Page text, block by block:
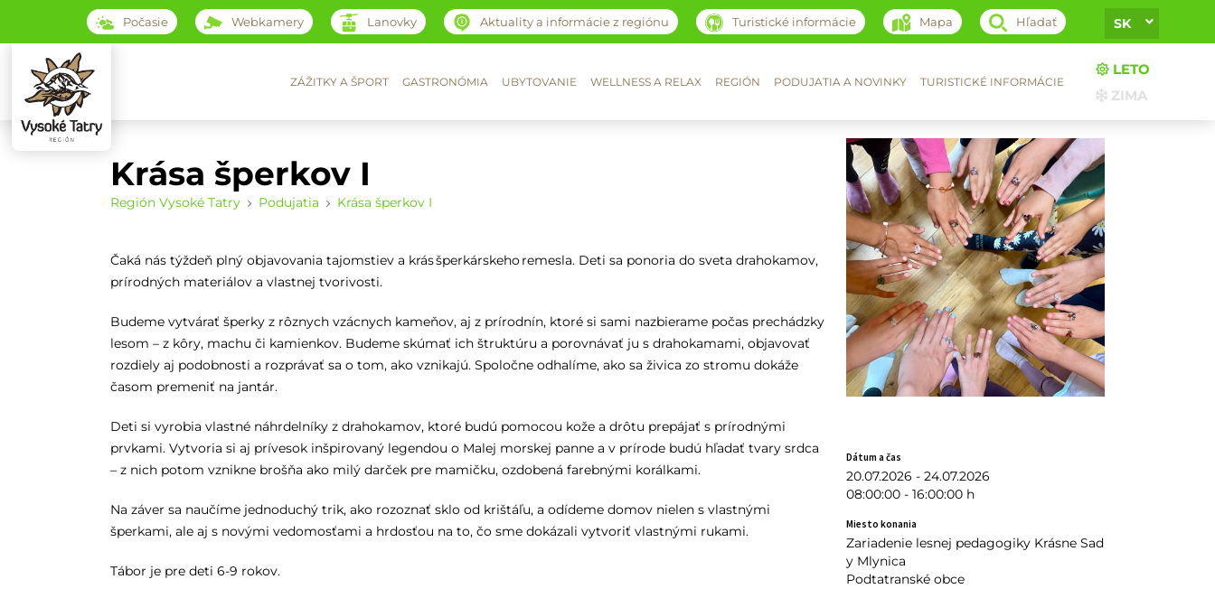
Počasie Webkamery Lanovky Aktuality a informácie z regiónu Turistické informácie Mapa Hľadať SK
ZÁŽITKY A ŠPORT GASTRONÓMIA UBYTOVANIE WELLNESS A RELAX REGIÓN PODUJATIA A NOVINKY TURISTICKÉ INFORMÁCIE
LETO
ZIMA
Krása šperkov I
Región Vysoké Tatry Podujatia Krása šperkov I
Čaká nás týždeň plný objavovania tajomstiev a krás šperkárskeho remesla. Deti sa ponoria do sveta drahokamov,
prírodných materiálov a vlastnej tvorivosti.
Budeme vytvárať šperky z rôznych vzácnych kameňov, aj z prírodnín, ktoré si sami nazbierame počas prechádzky
lesom – z kôry, machu či kamienkov. Budeme skúmať ich štruktúru a porovnávať ju s drahokamami, objavovať
rozdiely aj podobnosti a rozprávať sa o tom, ako vznikajú. Spoločne odhalíme, ako sa živica zo stromu dokáže
časom premeniť na jantár.
Deti si vyrobia vlastné náhrdelníky z drahokamov, ktoré budú pomocou kože a drôtu prepájať s prírodnými
prvkami. Vytvoria si aj prívesok inšpirovaný legendou o Malej morskej panne a v prírode budú hľadať tvary srdca
– z nich potom vznikne brošňa ako milý darček pre mamičku, ozdobená farebnými korálkami.
Na záver sa naučíme jednoduchý trik, ako rozoznať sklo od krištáľu, a odídeme domov nielen s vlastnými
šperkami, ale aj s novými vedomosťami a hrdosťou na to, čo sme dokázali vytvoriť vlastnými rukami.
Tábor je pre deti 6-9 rokov.
Dátum a čas
20.07.2026 - 24.07.2026
08:00:00 - 16:00:00 h
Miesto konania
Zariadenie lesnej pedagogiky Krásne Sad
y Mlynica
Podtatranské obce